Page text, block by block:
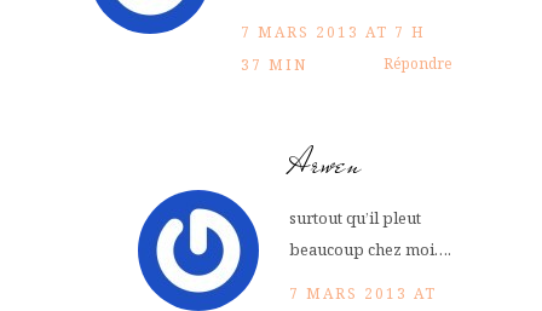
7 MARS 2013 AT 7 H
37 MIN
Répondre
Arwen
surtout qu’il pleut
beaucoup chez moi….
7 MARS 2013 AT